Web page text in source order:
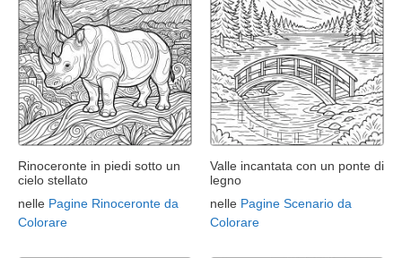
Rinoceronte in piedi sotto un
cielo stellato
nelle Pagine Rinoceronte da
Colorare
Valle incantata con un ponte di
legno
nelle Pagine Scenario da
Colorare